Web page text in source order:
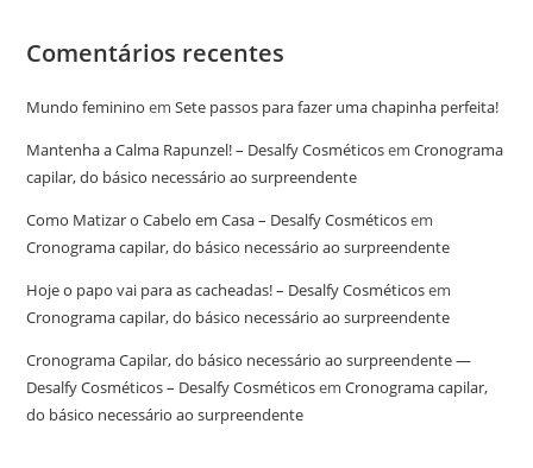
Comentários recentes
Mundo feminino emSete passos para fazer uma chapinha perfeita!
Mantenha a Calma Rapunzel! – Desalfy CosméticosemCronograma
capilar, do básico necessário ao surpreendente
Como Matizar o Cabelo em Casa – Desalfy Cosméticosem
Cronograma capilar, do básico necessário ao surpreendente
Hoje o papo vai para as cacheadas! – Desalfy Cosméticosem
Cronograma capilar, do básico necessário ao surpreendente
Cronograma Capilar, do básico necessário ao surpreendente —
Desalfy Cosméticos – Desalfy CosméticosemCronograma capilar,
do básico necessário ao surpreendente